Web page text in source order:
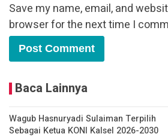
Save my name, email, and
browser for the next time I
Baca Lainnya
Wagub Hasnuryadi Sulaiman Terpilih
Sebagai Ketua KONI Kalsel 2026-2030